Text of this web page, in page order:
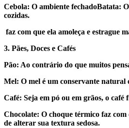
​Cebola: O ambiente fechado​Batata:
cozidas.
faz com que ela amoleça e estrague
​3. Pães, Doces e Cafés
​Pão: Ao contrário do que muitos
​Mel: O mel é um conservante natural
​Café: Seja em pó ou em grãos, o
​Chocolate: O choque térmico faz
de alterar sua textura sedosa.